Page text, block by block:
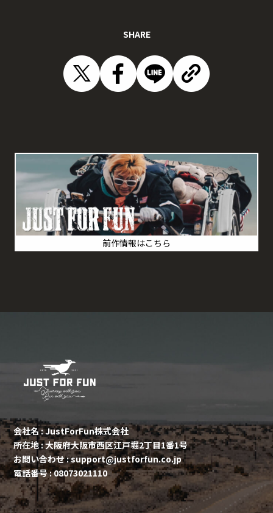
SHARE
前作情報はこちら
会社名 : JustForFun株式会社
所在地 : 大阪府大阪市西区江戸堀2丁目1番1号
お問い合わせ : support@justforfun.co.jp
電話番号 :08073021110